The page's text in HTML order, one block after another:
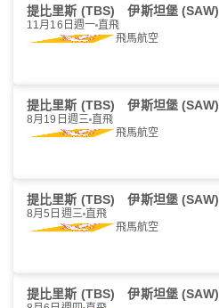
提比里斯 (TBS) 伊斯坦堡 (SAW)
11月16日週一 直飛
飛馬航空
提比里斯 (TBS) 伊斯坦堡 (SAW)
8月19日週三 直飛
飛馬航空
提比里斯 (TBS) 伊斯坦堡 (SAW)
8月5日週三 直飛
飛馬航空
提比里斯 (TBS) 伊斯坦堡 (SAW)